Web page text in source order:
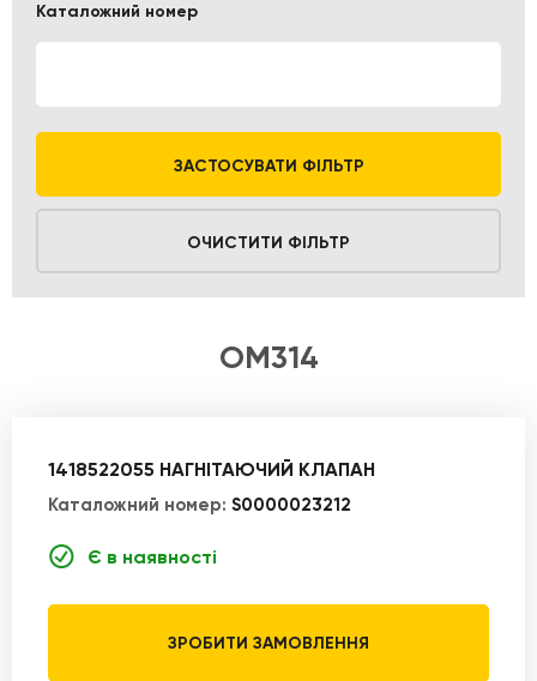
Каталожний номер
ЗАСТОСУВАТИ ФІЛЬТР
ОЧИСТИТИ ФІЛЬТР
OM314
1418522055 НАГНІТАЮЧИЙ КЛАПАН
Каталожний номер: S0000023212
Є в наявності
ЗРОБИТИ ЗАМОВЛЕННЯ